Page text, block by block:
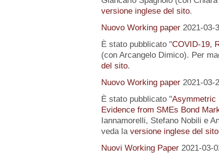
versione inglese del sito.
Nuovo Working paper 2021-03-
È stato pubblicato "COVID-19,
(con Arcangelo Dimico). Per
del sito.
Nuovo Working paper 2021-03-
È stato pubblicato "Asymmetric
Evidence from SMEs Bond
Iannamorelli, Stefano Nobili e
veda la versione inglese del sito
Nuovi Working Paper 2021-03-